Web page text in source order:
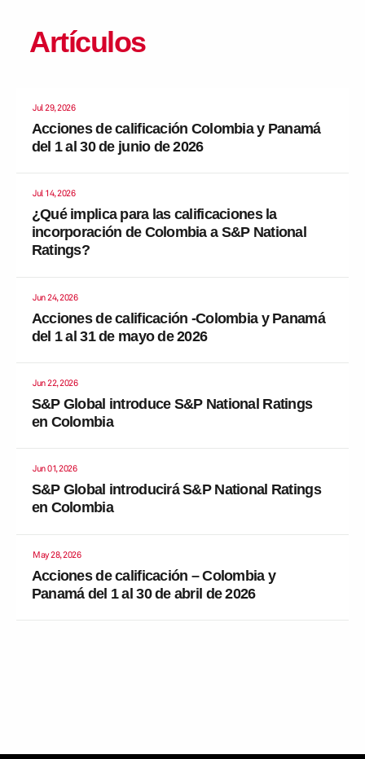
Artículos
Jul 29, 2026
Acciones de calificación Colombia y Panamá
del 1 al 30 de junio de 2026
Jul 14, 2026
¿Qué implica para las calificaciones la
incorporación de Colombia a S&P National
Ratings?
Jun 24, 2026
Acciones de calificación -Colombia y Panamá
del 1 al 31 de mayo de 2026
Jun 22, 2026
S&P Global introduce S&P National Ratings
en Colombia
Jun 01, 2026
S&P Global introducirá S&P National Ratings
en Colombia
May 28, 2026
Acciones de calificación – Colombia y
Panamá del 1 al 30 de abril de 2026